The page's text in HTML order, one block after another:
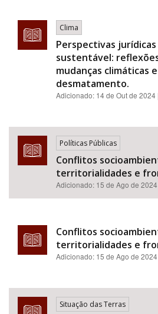
Clima
Perspectivas
sustentável:
mudanças climáticas
desmatamento.
Adicionado: 14 de Out de 2024
Políticas Públicas
Conflitos
territorialidades e
Adicionado: 15 de Ago de 2024
Conflitos
territorialidades e
Adicionado: 15 de Ago de 2024
Situação das Terras